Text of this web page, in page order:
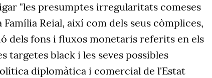
"les presumptes irregularitats comeses
Reial, així com dels seus còmplices,
dels fons i fluxos monetaris referits en els
targetes black i les seves possibles
diplomàtica i comercial de l'Estat